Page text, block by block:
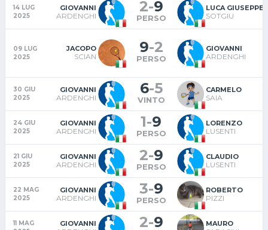
14 LUG
2025
GIOVANNI
ARDENGHI
2-9
PERSO
LUCA GIUSEPPE
SOTGIU
09 LUG
2025
JACOPO
SCIAN
9-2
PERSO
GIOVANNI
ARDENGHI
30 GIU
2025
GIOVANNI
ARDENGHI
6-5
VINTO
CARMELO
SAIA
24 GIU
2025
GIOVANNI
ARDENGHI
1-9
PERSO
LORENZO
LUSENTI
21 GIU
2025
GIOVANNI
ARDENGHI
2-9
PERSO
CLAUDIO
LUSENTI
22 MAG
2025
GIOVANNI
ARDENGHI
3-9
PERSO
ROBERTO
PIZZI
11 MAG
GIOVANNI 2-9 MAURO